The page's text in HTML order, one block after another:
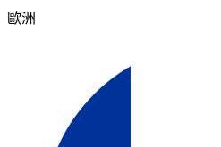
歐洲​​